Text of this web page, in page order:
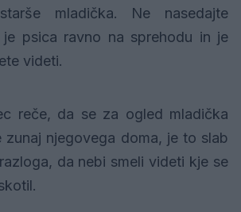
mladička. Ne nasedajte
je psica ravno na sprehodu in je
videti.
reče, da se za ogled mladička
zunaj njegovega doma, je to slab
da nebi smeli videti kje se